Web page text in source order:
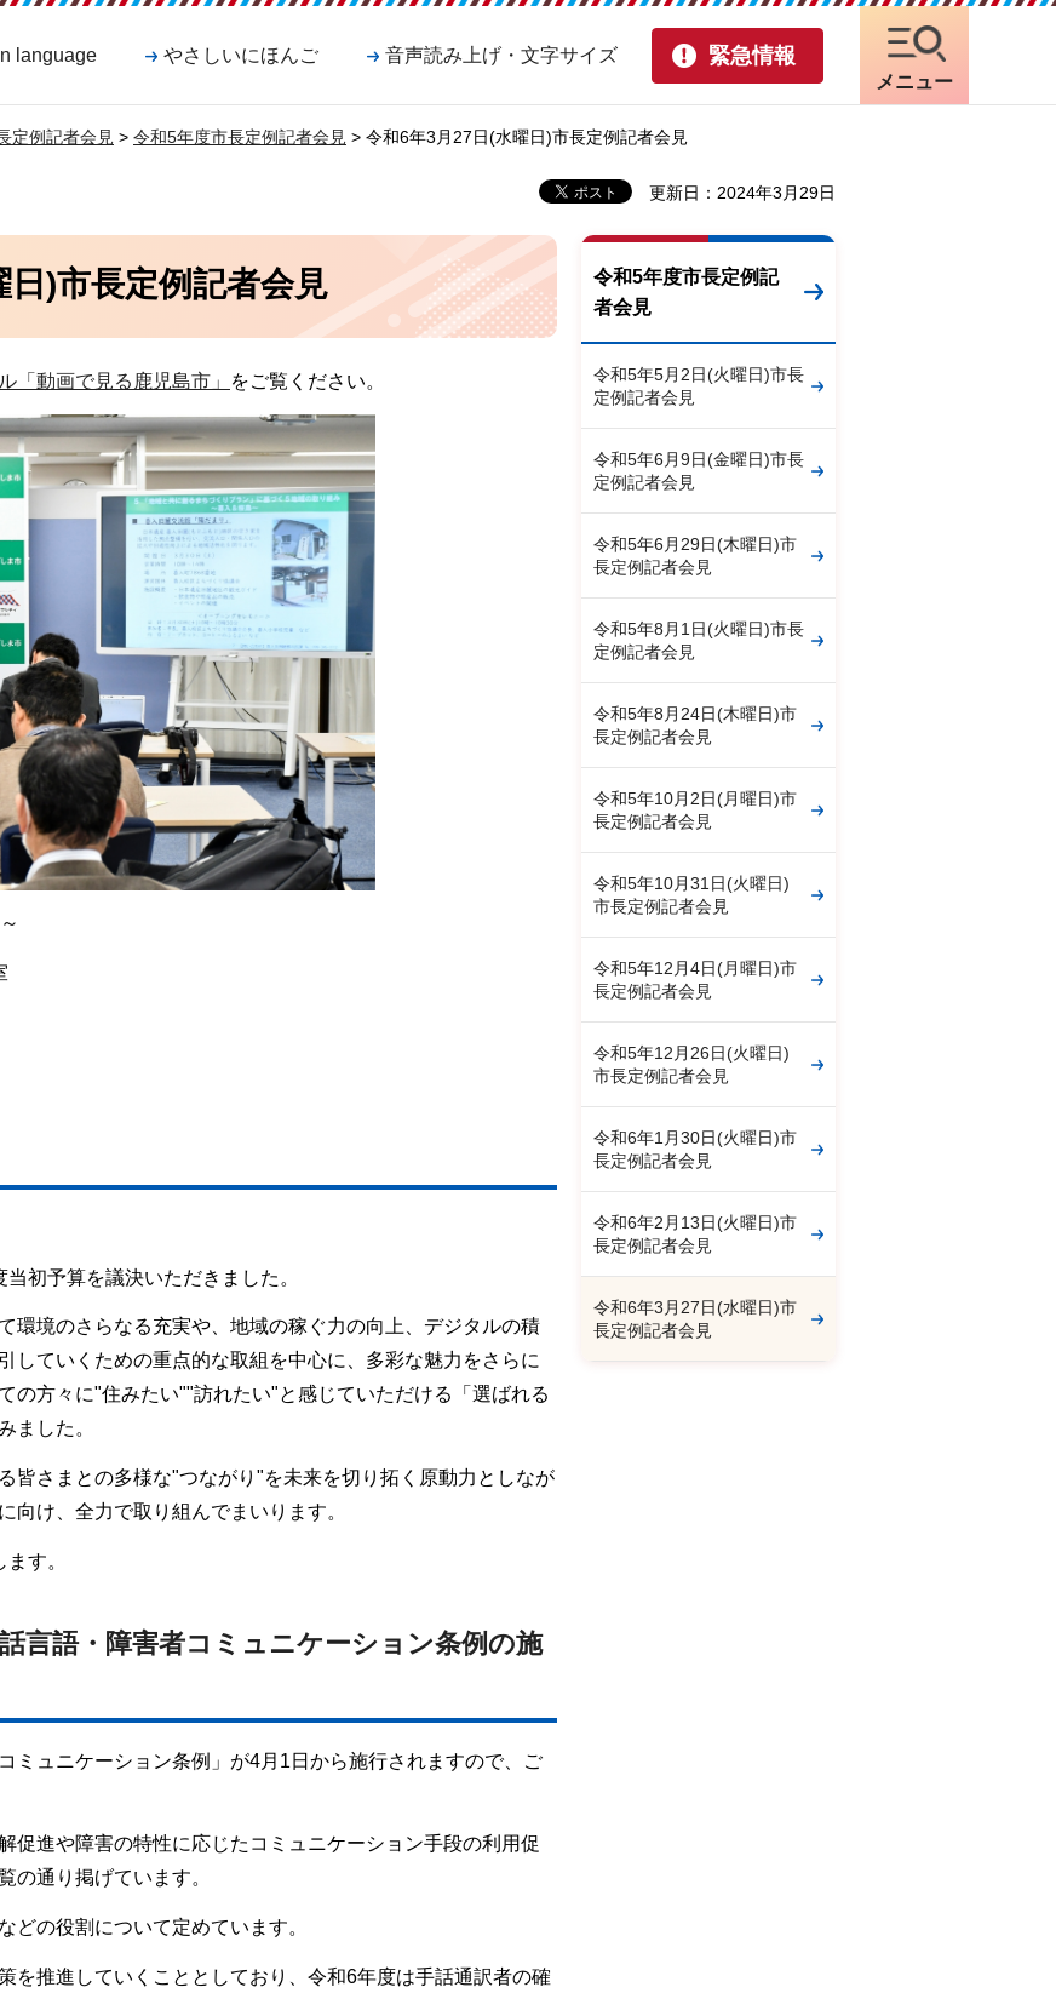
language やさしいにほんご 音声読み上げ・文字サイズ 緊急情報
メニュー
定例記者会見 > 令和5年度市長定例記者会見 > 令和6年3月27日(水曜日)市長定例記者会見
更新日：2024年3月29日
)市長定例記者会見
「動画で見る鹿児島市」 をご覧ください。
初予算を議決いただきました。
環境のさらなる充実や、地域の稼ぐ力の向上、デジタルの積
していくための重点的な取組を中心に、多彩な魅力をさらに
の方々に"住みたい""訪れたい"と感じていただける「選ばれる
ました。
皆さまとの多様な"つながり"を未来を切り拓く原動力としなが
向け、全力で取り組んでまいります。
す。
言語・障害者コミュニケーション条例の施
ミュニケーション条例」が4月1日から施行されますので、ご
促進や障害の特性に応じたコミュニケーション手段の利用促
の通り掲げています。
どの役割について定めています。
を推進していくこととしており、令和6年度は手話通訳者の確
令和5年度市長定例記
者会見
令和5年5月2日(火曜日)市長
定例記者会見
令和5年6月9日(金曜日)市長
定例記者会見
令和5年6月29日(木曜日)市
長定例記者会見
令和5年8月1日(火曜日)市長
定例記者会見
令和5年8月24日(木曜日)市
長定例記者会見
令和5年10月2日(月曜日)市
長定例記者会見
令和5年10月31日(火曜日)
市長定例記者会見
令和5年12月4日(月曜日)市
長定例記者会見
令和5年12月26日(火曜日)
市長定例記者会見
令和6年1月30日(火曜日)市
長定例記者会見
令和6年2月13日(火曜日)市
長定例記者会見
令和6年3月27日(水曜日)市
長定例記者会見